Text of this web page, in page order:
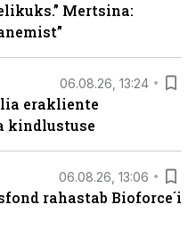
Mertsina:
06.08.26, 13:24
erakliente
kindlustuse
06.08.26, 13:06
rahastab Bioforce´i